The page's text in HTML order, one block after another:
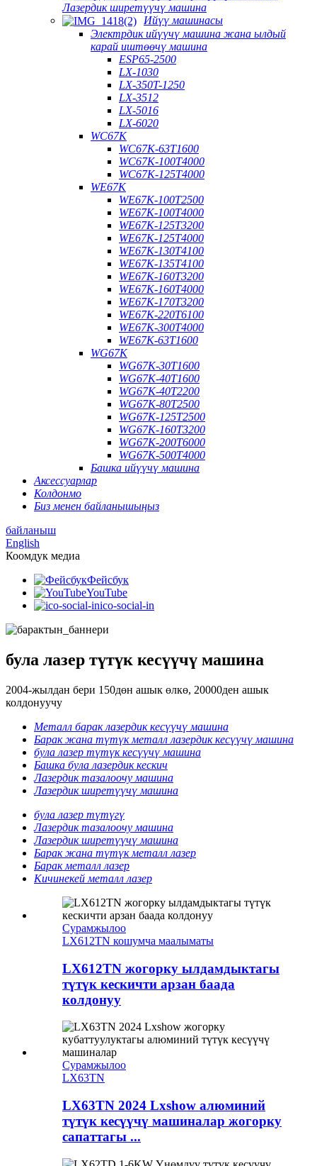
Лазердик ширетүүчү машина
Ийүү машинасы
Электрдик ийүүчү машина жана ылдый
карай иштөөчү машина
ESP65-2500
LX-1030
LX-350T-1250
LX-3512
LX-5016
LX-6020
WC67K
WC67K-63T1600
WC67K-100T4000
WC67K-125T4000
WE67K
WE67K-100T2500
WE67K-100T4000
WE67K-125T3200
WE67K-125T4000
WE67K-130T4100
WE67K-135T4100
WE67K-160T3200
WE67K-160T4000
WE67K-170T3200
WE67K-220T6100
WE67K-300T4000
WE67K-63T1600
WG67K
WG67K-30T1600
WG67K-40T1600
WG67K-40T2200
WG67K-80T2500
WG67K-125T2500
WG67K-160T3200
WG67K-200T6000
WG67K-500T4000
Башка ийүүчү машина
Аксессуарлар
Колдонмо
Биз менен байланышыңыз
байланыш
English
Коомдук медиа
Фейсбук
YouTube
ico-social-in
була лазер түтүк кесүүчү машина
2004-жылдан бери 150дөн ашык өлкө, 20000ден ашык
колдонуучу
Металл барак лазердик кесүүчү машина
Барак жана түтүк металл лазердик кесүүчү машина
була лазер түтүк кесүүчү машина
Башка була лазердик кескич
Лазердик тазалоочу машина
Лазердик ширетүүчү машина
була лазер түтүгү
Лазердик тазалоочу машина
Лазердик ширетүүчү машина
Барак жана түтүк металл лазер
Барак металл лазер
Кичинекей металл лазер
Сурамжылоо
LX612TN кошумча маалыматы
LX612TN жогорку ылдамдыктагы
түтүк кескичти арзан баада
колдонуу
Сурамжылоо
LX63TN
LX63TN 2024 Lxshow алюминий
түтүк кесүүчү машиналар жогорку
сапаттагы ...